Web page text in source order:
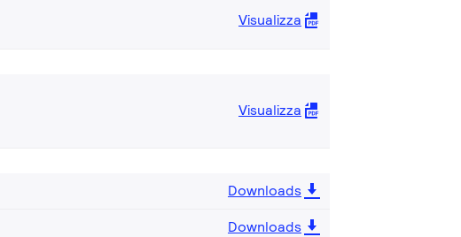
Visualizza
Visualizza
Downloads
Downloads